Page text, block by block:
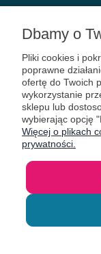
Dbamy o
Pliki cookies i
poprawne
ofertę do Twoich
wykorzystanie
sklepu lub
wybierając opcję
Więcej o plikach
prywatności.